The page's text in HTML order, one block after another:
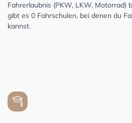
Fahrerlaubnis (PKW, LKW, Motorrad)
gibt es 0 Fahrschulen, bei denen du
kannst.